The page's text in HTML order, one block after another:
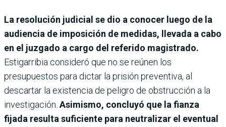
La resolución judicial se dio a conocer luego de la
audiencia de imposición de medidas, llevada a cabo
en el juzgado a cargo del referido magistrado.
Estigarribia consideró que no se reúnen los
presupuestos para dictar la prisión preventiva, al
descartar la existencia de peligro de obstrucción a la
investigación. Asimismo, concluyó que la fianza
fijada resulta suficiente para neutralizar el eventual